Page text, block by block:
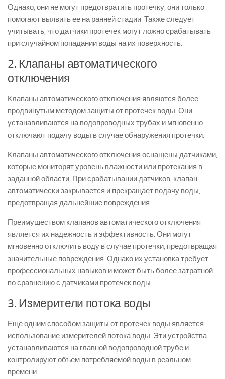
Однако, они не могут предотвратить протечку, они только
помогают выявить ее на ранней стадии. Также следует
учитывать, что датчики протечек могут ложно срабатывать
при случайном попадании воды на их поверхность.
2. Клапаны автоматического
отключения
Клапаны автоматического отключения являются более
продвинутым методом защиты от протечек воды. Они
устанавливаются на водопроводных трубах и мгновенно
отключают подачу воды в случае обнаружения протечки.
Клапаны автоматического отключения оснащены датчиками,
которые мониторят уровень влажности или протекания в
заданной области. При срабатывании датчиков, клапан
автоматически закрывается и прекращает подачу воды,
предотвращая дальнейшие повреждения.
Преимуществом клапанов автоматического отключения
является их надежность и эффективность. Они могут
мгновенно отключить воду в случае протечки, предотвращая
значительные повреждения. Однако их установка требует
профессиональных навыков и может быть более затратной
по сравнению с датчиками протечек воды.
3. Измерители потока воды
Еще одним способом защиты от протечек воды является
использование измерителей потока воды. Эти устройства
устанавливаются на главной водопроводной трубе и
контролируют объем потребляемой воды в реальном
времени.